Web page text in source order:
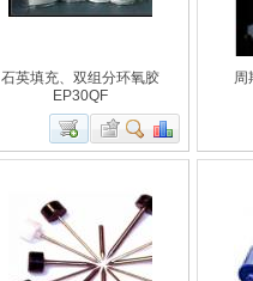
石英填充、双组分环氧胶
EP30QF
周